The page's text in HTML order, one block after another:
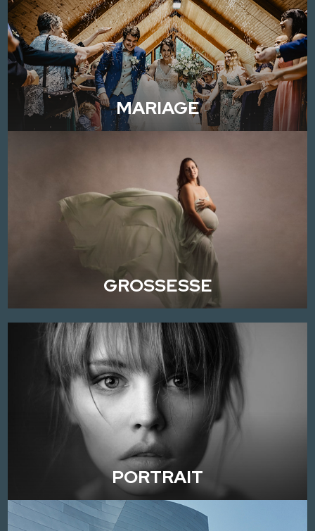
MARIAGE
GROSSESSE
PORTRAIT